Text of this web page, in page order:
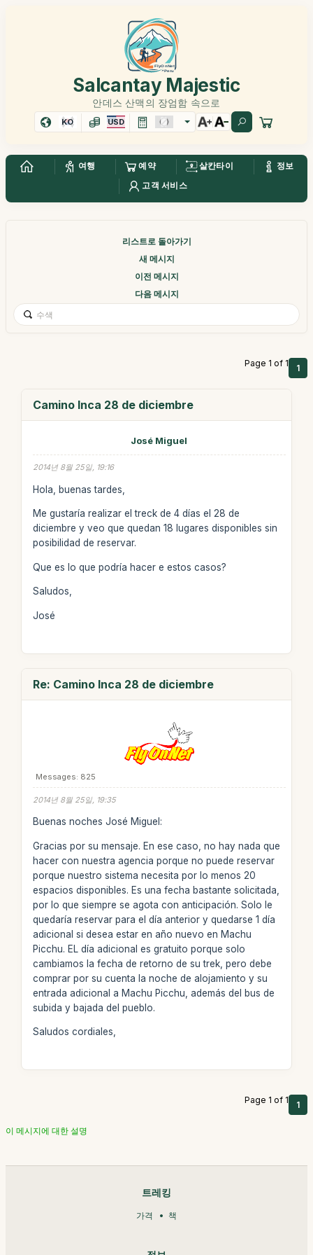
Salcantay Majestic
안데스 산맥의 장엄함 속으로
KO USD
여행 예약 살칸타이
정보
고객 서비스
리스트로 돌아가기
새 메시지
이전 메시지
다음 메시지
Page 1 of 1 1
Camino Inca 28 de diciembre
José Miguel
2014년 8월 25일, 19:16
Hola, buenas tardes,
Me gustaría realizar el treck de 4 días el 28 de
diciembre y veo que quedan 18 lugares disponibles sin
posibilidad de reservar.
Que es lo que podría hacer e estos casos?
Saludos,
José
Re: Camino Inca 28 de diciembre
Messages: 825
2014년 8월 25일, 19:35
Buenas noches José Miguel:
Gracias por su mensaje. En ese caso, no hay nada que
hacer con nuestra agencia porque no puede reservar
porque nuestro sistema necesita por lo menos 20
espacios disponibles. Es una fecha bastante solicitada,
por lo que siempre se agota con anticipación. Solo le
quedaría reservar para el día anterior y quedarse 1 día
adicional si desea estar en año nuevo en Machu
Picchu. EL día adicional es gratuito porque solo
cambiamos la fecha de retorno de su trek, pero debe
comprar por su cuenta la noche de alojamiento y su
entrada adicional a Machu Picchu, además del bus de
subida y bajada del pueblo.
Saludos cordiales,
Page 1 of 1 1
이 메시지에 대한 설명
트레킹
가격 책